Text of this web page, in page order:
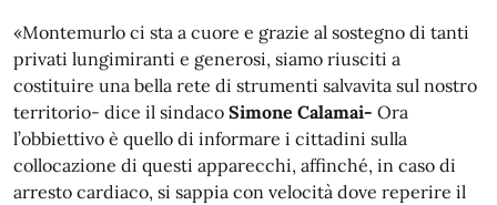
«Montemurlo ci sta a cuore e grazie al sostegno di tanti
privati lungimiranti e generosi, siamo riusciti a
costituire una bella rete di strumenti salvavita sul nostro
territorio- dice il sindaco Simone Calamai- Ora
l’obbiettivo è quello di informare i cittadini sulla
collocazione di questi apparecchi, affinché, in caso di
arresto cardiaco, si sappia con velocità dove reperire il